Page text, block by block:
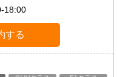
18:00
する